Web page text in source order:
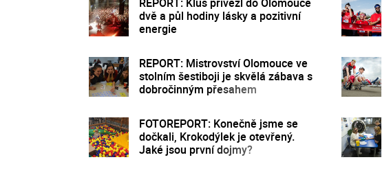
dvě a půl hodiny lásky a pozitivní
energie
REPORT: Mistrovství Olomouce ve
stolním šestiboji je skvělá zábava s
dobročinným přesahem
FOTOREPORT: Konečně jsme se
dočkali, Krokodýlek je otevřený.
Jaké jsou první dojmy?